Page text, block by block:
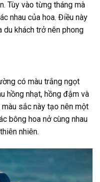
Tùy vào từng tháng mà
nhau của hoa. Điều này
du khách trở nên phong
có màu trắng ngọt
hồng nhạt, hồng đậm và
sắc này tạo nên một
bông hoa nở cùng nhau
nhiên.